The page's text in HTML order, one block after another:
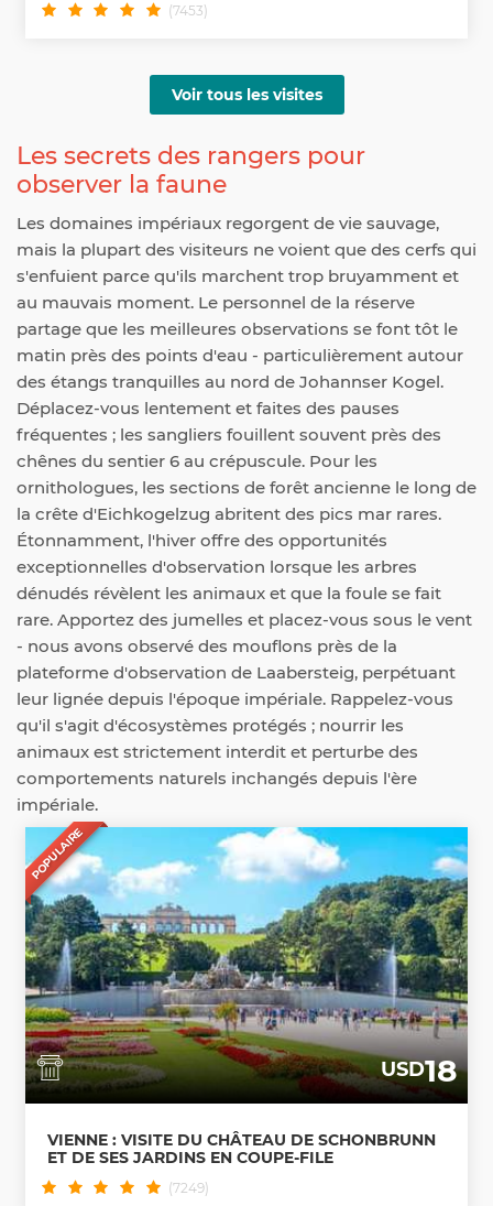
(7453)
Voir tous les visites
Les secrets des rangers pour
observer la faune
Les domaines impériaux regorgent de vie sauvage,
mais la plupart des visiteurs ne voient que des cerfs qui
s'enfuient parce qu'ils marchent trop bruyamment et
au mauvais moment. Le personnel de la réserve
partage que les meilleures observations se font tôt le
matin près des points d'eau - particulièrement autour
des étangs tranquilles au nord de Johannser Kogel.
Déplacez-vous lentement et faites des pauses
fréquentes ; les sangliers fouillent souvent près des
chênes du sentier 6 au crépuscule. Pour les
ornithologues, les sections de forêt ancienne le long de
la crête d'Eichkogelzug abritent des pics mar rares.
Étonnamment, l'hiver offre des opportunités
exceptionnelles d'observation lorsque les arbres
dénudés révèlent les animaux et que la foule se fait
rare. Apportez des jumelles et placez-vous sous le vent
- nous avons observé des mouflons près de la
plateforme d'observation de Laabersteig, perpétuant
leur lignée depuis l'époque impériale. Rappelez-vous
qu'il s'agit d'écosystèmes protégés ; nourrir les
animaux est strictement interdit et perturbe des
comportements naturels inchangés depuis l'ère
impériale.
POPULAIRE
USD18
VIENNE : VISITE DU CHÂTEAU DE SCHONBRUNN
ET DE SES JARDINS EN COUPE-FILE
(7249)